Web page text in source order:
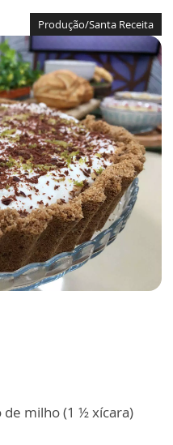
Produção/Santa Receita
de milho (1 ½ xícara)